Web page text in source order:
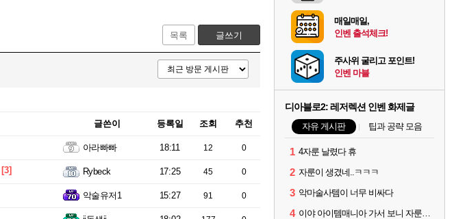
목록 글쓰기
글쓴이 등록일 조회 추천
아라빠빠 18:11 12 0
[3] Rybeck 17:25 45 0
악술유저1 15:27 91 0
매일매일,
인벤 출석체크!
주사위 굴리고 포인트!
인벤 마블
디아블로2: 레저렉션 인벤 화제글
자유 게시판 팁과 공략 모음
1 4자룬 날렸다 휴
2 자룬이 생겼네..ㅋㅋㅋ
3 악마술사템이 너무 비싸다
4 이야 아이템매니아 가서 보니 자룬이 뭐 3~4000원 하네요?